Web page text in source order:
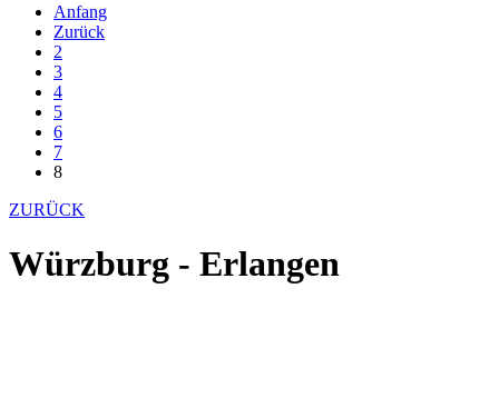
Anfang
Zurück
2
3
4
5
6
7
8
ZURÜCK
Würzburg - Erlangen